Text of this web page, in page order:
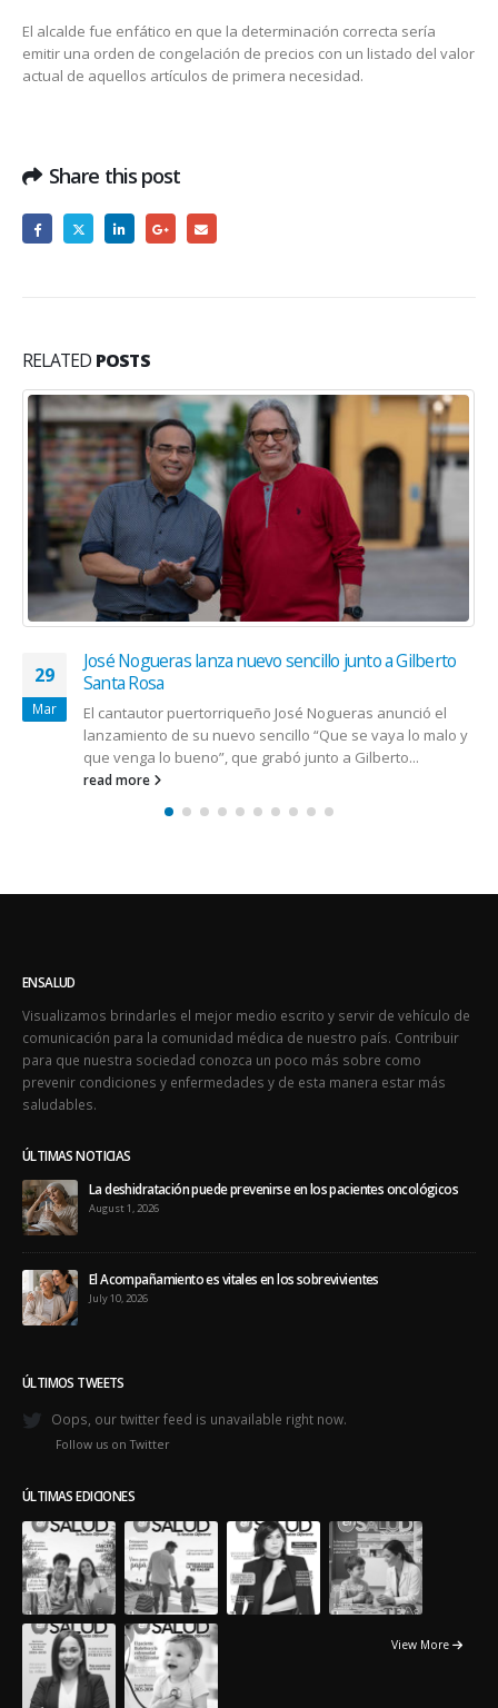
El alcalde fue enfático en que la determinación correcta sería
emitir una orden de congelación de precios con un listado del valor
actual de aquellos artículos de primera necesidad.
Share this post
RELATED POSTS
01
May
Instan a la ciudadanía a proteger la salud durante la
pandemia
La administración del Hospital El Maestro, en Hato Rey,
hizo un llamado a sus pacientes y a la ciudadanía,
especialmente...
read more
ENSALUD
Visualizamos brindarles el mejor medio escrito y servir de vehículo de
comunicación para la comunidad médica de nuestro país. Contribuir
para que nuestra sociedad conozca un poco más sobre como
prevenir condiciones y enfermedades y de esta manera estar más
saludables.
ÚLTIMAS NOTICIAS
La deshidratación puede prevenirse en los pacientes oncológicos
August 1, 2026
El Acompañamiento es vitales en los sobrevivientes
July 10, 2026
ÚLTIMOS TWEETS
Oops, our twitter feed is unavailable right now.
Follow us on Twitter
ÚLTIMAS EDICIONES
View More